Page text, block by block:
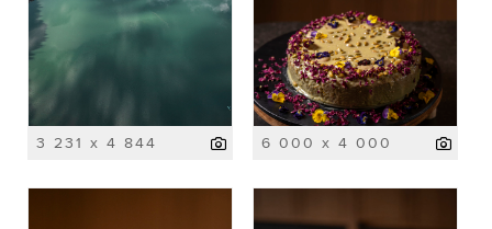
3 231 x 4 844 6 000 x 4 000